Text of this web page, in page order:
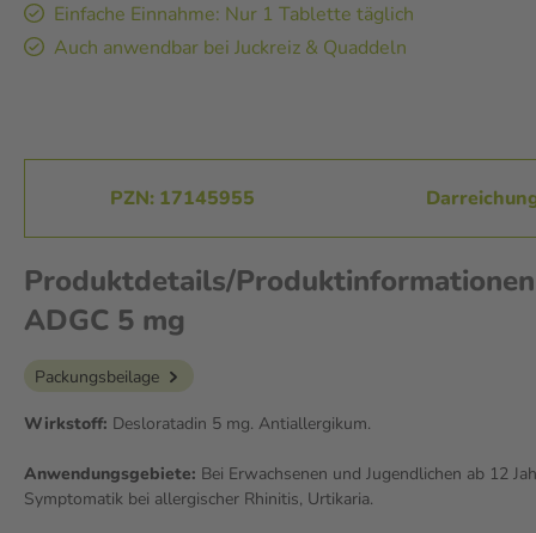
Einfache Einnahme: Nur 1 Tablette täglich
Auch anwendbar bei Juckreiz & Quaddeln
PZN: 17145955
Produktdetails/
ADGC 5 mg
Packungsbeilage
Wirkstoff: Desloratadin 5 mg. Antiallergikum.
Anwendungsgebiete: Bei Erwachsenen und Jugendlichen ab 12
Symptomatik bei allergischer Rhinitis, Urtikaria.